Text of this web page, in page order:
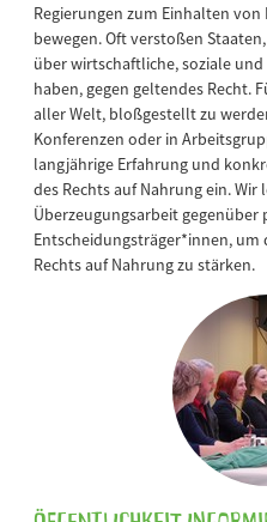
Regierungen zum Einhalten
bewegen. Oft verstoßen
über wirtschaftliche, soziale
haben, gegen geltendes Recht.
aller Welt, bloßgestellt zu
Konferenzen oder in
langjährige Erfahrung und
des Rechts auf Nahrung ein.
Überzeugungsarbeit gegenüber
Entscheidungsträger*innen,
Rechts auf Nahrung zu stärken.